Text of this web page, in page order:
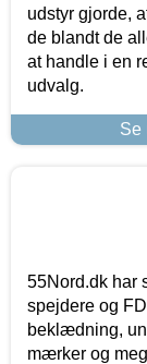
udstyr gjorde,
de blandt de
at handle i en
udvalg.
Se
55Nord.dk har
spejdere og
beklædning,
mærker og